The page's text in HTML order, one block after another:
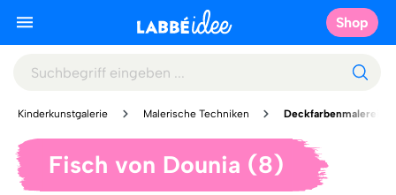
Shop
Kinderkunstgalerie Malerische Techniken Deckfarbenmalerei
Fisch von Dounia (8)